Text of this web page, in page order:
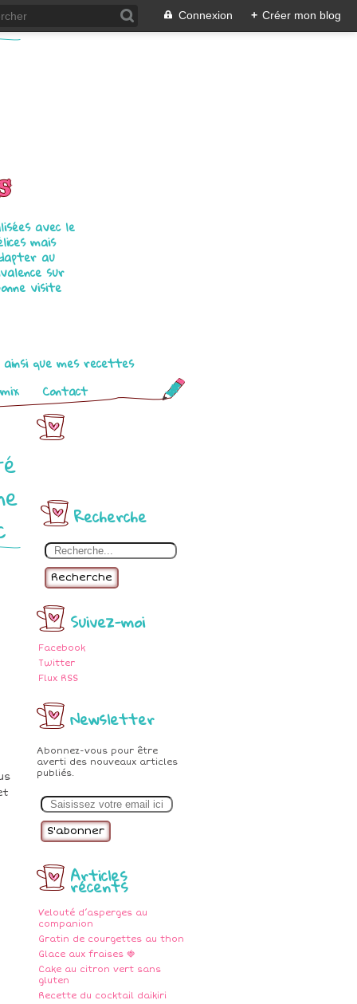
Connexion + Créer mon blog
avec le
mais
au
sur
visite
ainsi que mes recettes
Contact
Recherche
Recherche
Suivez-moi
Facebook
Twitter
Flux RSS
Newsletter
Abonnez-vous pour être
averti des nouveaux articles
publiés.
m
Articles
récents
Velouté d’asperges au
companion
Gratin de courgettes au thon
Glace aux fraises 🍓
Cake au citron vert sans
gluten
Recette du cocktail daikiri